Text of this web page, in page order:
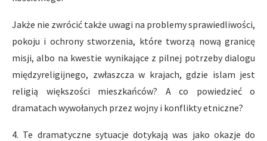
Jakże nie zwrócić także uwagi na problemy sprawiedliwości,
pokoju i ochrony stworzenia, które tworzą nową granicę
misji, albo na kwestie wynikające z pilnej potrzeby dialogu
międzyreligijnego, zwłaszcza w krajach, gdzie islam jest
religią większości mieszkańców? A co powiedzieć o
dramatach wywołanych przez wojny i konflikty etniczne?
4. Te dramatyczne sytuacje dotykają was jako okazje do